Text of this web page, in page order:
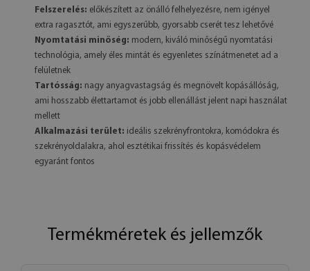
Felszerelés: előkészített az önálló felhelyezésre, nem igényel
extra ragasztót, ami egyszerűbb, gyorsabb cserét tesz lehetővé
Nyomtatási minőség: modern, kiváló minőségű nyomtatási
technológia, amely éles mintát és egyenletes színátmenetet ad a
felületnek
Tartósság: nagy anyagvastagság és megnövelt kopásállóság,
ami hosszabb élettartamot és jobb ellenállást jelent napi használat
mellett
Alkalmazási terület: ideális szekrényfrontokra, komódokra és
szekrényoldalakra, ahol esztétikai frissítés és kopásvédelem
egyaránt fontos
Termékméretek és jellemzők